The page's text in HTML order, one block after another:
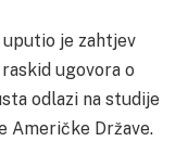
uputio je zahtjev
ugovora o
odlazi na studije
Američke Države.